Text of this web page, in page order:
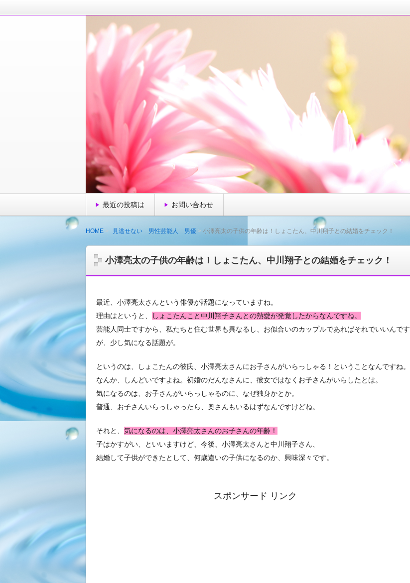
ＯＬ西村由紀の明日が、晴れたらいいな！！
最近の投稿は お問い合わせ
HOME 見逃せない 男性芸能人 男優 小澤亮太の子供の年齢は！しょこたん、中川翔子との結婚をチェック！
小澤亮太の子供の年齢は！しょこたん、中川翔子との結婚をチェック！
最近、小澤亮太さんという俳優が話題になっていますね。
理由はというと、
しょこたんこと中川翔子さんとの熱愛が発覚したからなんですね。
芸能人同士ですから、私たちと住む世界も異なるし、お似合いのカップルであればそれでいいんです
が、少し気になる話題が。
というのは、しょこたんの彼氏、小澤亮太さんにお子さんがいらっしゃる！ということなんですね。
なんか、しんどいですよね。初婚のだんなさんに、彼女ではなくお子さんがいらしたとは。
気になるのは、お子さんがいらっしゃるのに、なぜ独身かとか。
普通、お子さんいらっしゃったら、奥さんもいるはずなんですけどね。
それと、 気になるのは、小澤亮太さんのお子さんの年齢！
子はかすがい、といいますけど、今後、小澤亮太さんと中川翔子さん、
結婚して子供ができたとして、何歳違いの子供になるのか、興味深々です。
スポンサード リンク